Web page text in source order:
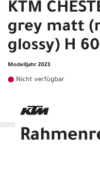
KTM
grey matt
glossy) H
Modelljahr 2023
Nicht verfügbar